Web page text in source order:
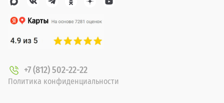
+7 (812) 502-22-22
Политика конфиденциальности